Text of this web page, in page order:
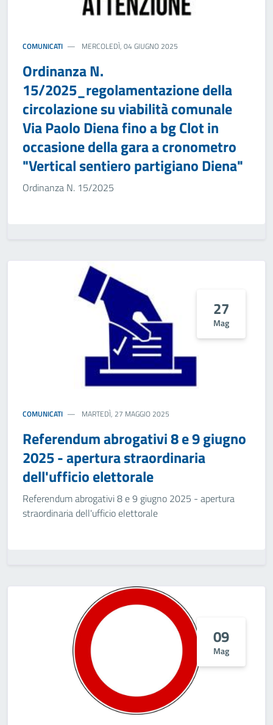
COMUNICATI MERCOLEDÌ, 04 GIUGNO 2025
Ordinanza N.
15/2025_regolamentazione della
circolazione su viabilità comunale
Via Paolo Diena fino a bg Clot in
occasione della gara a cronometro
"Vertical sentiero partigiano Diena"
Ordinanza N. 15/2025
27
Mag
COMUNICATI MARTEDÌ, 27 MAGGIO 2025
Referendum abrogativi 8 e 9 giugno
2025 - apertura straordinaria
dell'ufficio elettorale
Referendum abrogativi 8 e 9 giugno 2025 - apertura
straordinaria dell'ufficio elettorale
09
Mag